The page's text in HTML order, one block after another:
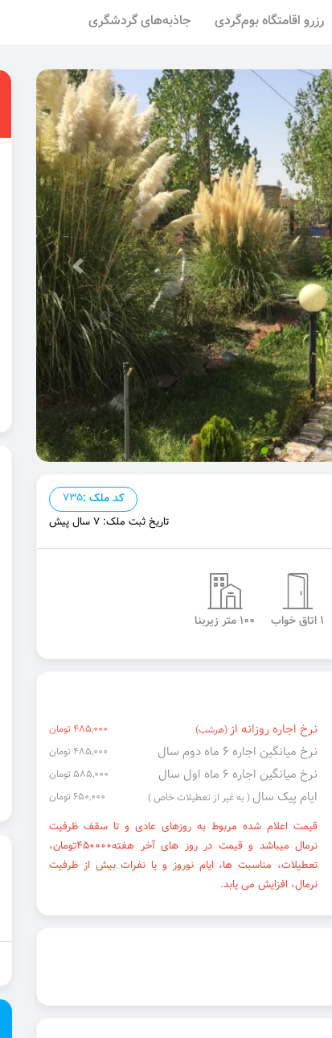
رزرو اقامتگاه بوم‌گردی جاذبه‌های گردشگری
کد ملک :735
تاریخ ثبت ملک: 7 سال پیش
1 اتاق خواب 100 متر زیربنا
نرخ اجاره روزانه از(هرشب) 485,000 تومان
نرخ میانگین اجاره ۶ ماه دوم سال 485,000 تومان
نرخ میانگین اجاره ۶ ماه اول سال 585,000 تومان
ایام پیک سال ( به غیر از تعطیلات خاص ) 650,000 تومان
قیمت اعلام شده مربوط به روزهای عادی و تا سقف ظرفیت
نرمال میباشد و قیمت در روز های آخر هفته450000تومان،
تعطیلات، مناسبت ها، ایام نوروز و یا نفرات بیش از ظرفیت
نرمال، افزایش می یابد.